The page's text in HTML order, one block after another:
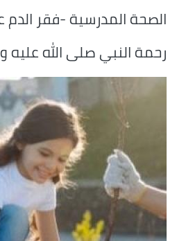
الصحة المدرسية -فقر الدم
رحمة النبي صلى الله عليه